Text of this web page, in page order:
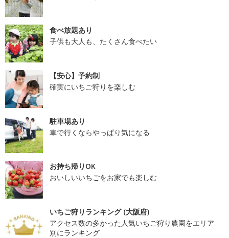
食べ放題あり
子供も大人も、たくさん食べたい
【安心】予約制
確実にいちご狩りを楽しむ
駐車場あり
車で行くならやっぱり気になる
お持ち帰りOK
おいしいいちごをお家でも楽しむ
いちご狩りランキング (大阪府)
アクセス数の多かった人気いちご狩り農園をエリア
別にランキング